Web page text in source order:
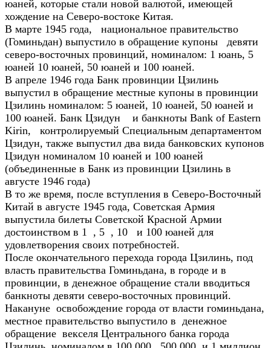
юаней, которые стали новой валютой, имеющей
хождение на Северо-востоке Китая.
В марте 1945 года, национальное правительство
(Гоминьдан) выпустило в обращение купоны девяти
северо-восточных провинций, номиналом: 1 юань, 5
юаней 10 юаней, 50 юаней и 100 юаней.
В апреле 1946 года Банк провинции Цзилинь
выпустил в обращение местные купоны в провинции
Цзилинь номиналом: 5 юаней, 10 юаней, 50 юаней и
100 юаней. Банк Цзидун и банкноты Bank of Eastern
Kirin, контролируемый Специальным департаментом
Цзидун, также выпустил два вида банковских купонов
Цзидун номиналом 10 юаней и 100 юаней
(объединенные в Банк из провинции Цзилинь в
августе 1946 года)
В то же время, после вступления в Северо-Восточный
Китай в августе 1945 года, Советская Армия
выпустила билеты Советской Красной Армии
достоинством в 1 , 5 , 10 и 100 юаней для
удовлетворения своих потребностей.
После окончательного перехода города Цзилинь, под
власть правительства Гоминьдана, в городе и в
провинции, в денежное обращение стали вводиться
банкноты девяти северо-восточных провинций.
Накануне освобождение города от власти гоминьдана,
местное правительство выпустило в денежное
обращение векселя Центрального банка города